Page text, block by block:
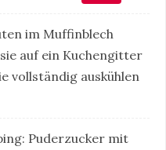
im Muffinblech
auf ein Kuchengitter
vollständig auskühlen
Puderzucker mit